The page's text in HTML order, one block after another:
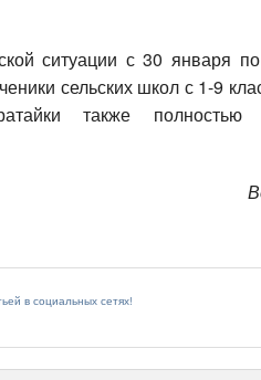
ситуации с 30 января
сельских школ с 1-9
также полностью
в социальных сетях!